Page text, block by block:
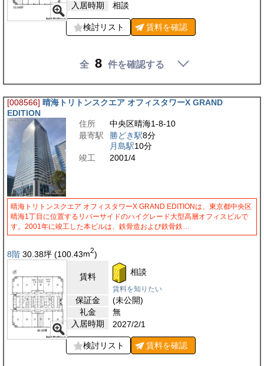
入居時期
相談
検討リスト 賃料を確認
全 8 件を確認する
[008566] 晴海トリトンスクエア オフィスタワーX GRAND
EDITION
住所
中央区晴海1-8-10
最寄駅
勝どき駅8分
月島駅10分
竣工
2001/4
晴海トリトンスクエア オフィスタワーX GRAND EDITIONは、東京都中央区
晴海1丁目に位置するリバーサイドのハイグレード大型高層オフィスビルで
す。2001年に竣工した本ビルは、鉄骨造および鉄骨鉄…
8階 30.38坪 (100.43m2)
賃料 相談
賃料を知りたい
保証金
(未公開)
礼金
無
入居時期
2027/2/1
検討リスト 賃料を確認